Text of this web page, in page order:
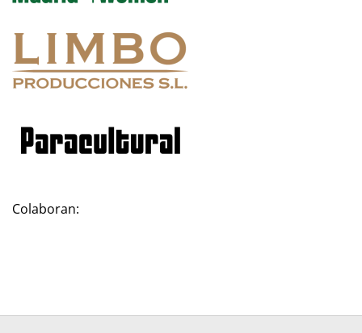
Colaboran: